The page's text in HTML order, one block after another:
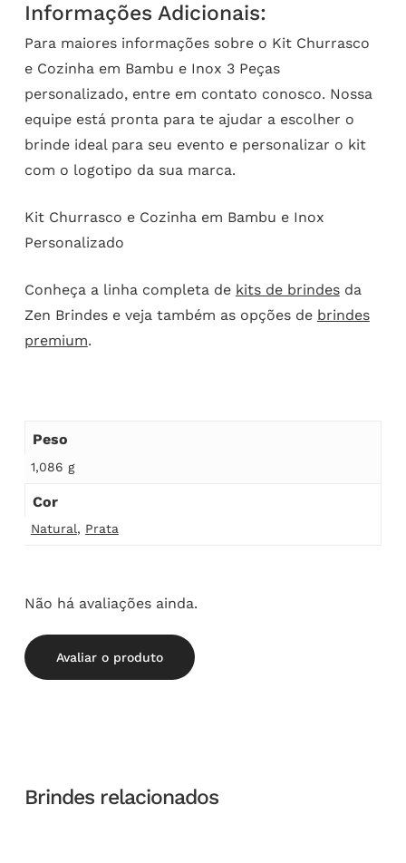
Informações Adicionais:
Para maiores informações sobre o Kit Churrasco
e Cozinha em Bambu e Inox 3 Peças
personalizado, entre em contato conosco. Nossa
equipe está pronta para te ajudar a escolher o
brinde ideal para seu evento e personalizar o kit
com o logotipo da sua marca.
Kit Churrasco e Cozinha em Bambu e Inox
Personalizado
Conheça a linha completa de kits de brindesda
Zen Brindes e veja também as opções de brindes
premium.
Peso
1,086 g
Cor
Natural, Prata
Não há avaliações ainda.
Avaliar o produto
Brindes relacionados